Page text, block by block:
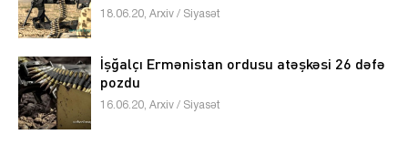
18.06.20, Arxiv / Siyasət
İşğalçı Ermənistan ordusu atəşkəsi 26 dəfə
pozdu
16.06.20, Arxiv / Siyasət